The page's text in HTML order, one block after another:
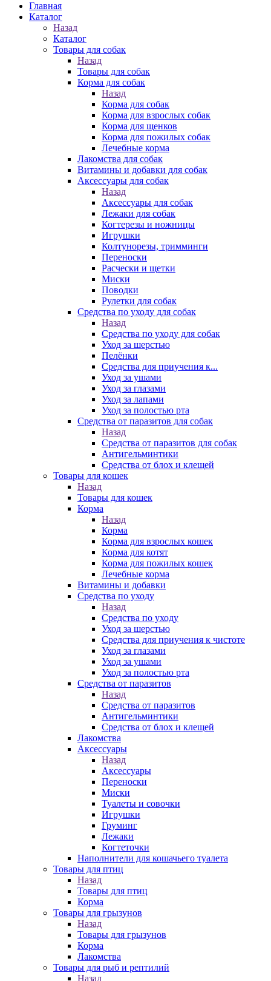
Главная
Каталог
Назад
Каталог
Товары для собак
Назад
Товары для собак
Корма для собак
Назад
Корма для собак
Корма для взрослых собак
Корма для щенков
Корма для пожилых собак
Лечебные корма
Лакомства для собак
Витамины и добавки для собак
Аксессуары для собак
Назад
Аксессуары для собак
Лежаки для собак
Когтерезы и ножницы
Игрушки
Колтунорезы, тримминги
Переноски
Расчески и щетки
Миски
Поводки
Рулетки для собак
Средства по уходу для собак
Назад
Средства по уходу для собак
Уход за шерстью
Пелёнки
Средства для приучения к...
Уход за ушами
Уход за глазами
Уход за лапами
Уход за полостью рта
Средства от паразитов для собак
Назад
Средства от паразитов для собак
Антигельминтики
Средства от блох и клещей
Товары для кошек
Назад
Товары для кошек
Корма
Назад
Корма
Корма для взрослых кошек
Корма для котят
Корма для пожилых кошек
Лечебные корма
Витамины и добавки
Средства по уходу
Назад
Средства по уходу
Уход за шерстью
Средства для приучения к чистоте
Уход за глазами
Уход за ушами
Уход за полостью рта
Средства от паразитов
Назад
Средства от паразитов
Антигельминтики
Средства от блох и клещей
Лакомства
Аксессуары
Назад
Аксессуары
Переноски
Миски
Туалеты и совочки
Игрушки
Груминг
Лежаки
Когтеточки
Наполнители для кошачьего туалета
Товары для птиц
Назад
Товары для птиц
Корма
Товары для грызунов
Назад
Товары для грызунов
Корма
Лакомства
Товары для рыб и рептилий
Назад